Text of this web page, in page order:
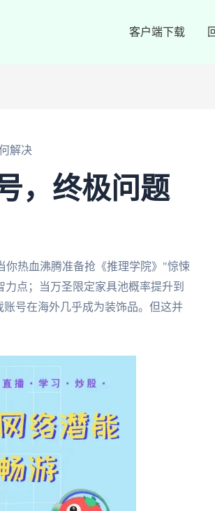
客户端下载
解决
，终极问题
你热血沸腾准备抢《推理学院》"惊悚
点；当万圣限定家具池概率提升到
号在海外几乎成为装饰品。但这并